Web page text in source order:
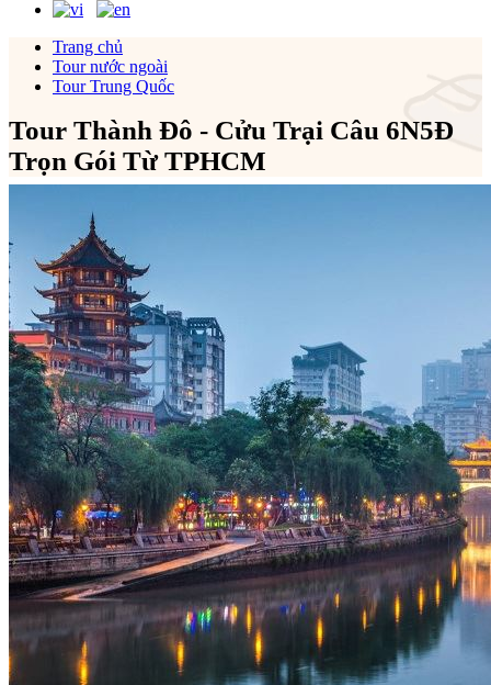
Trang chủ
Tour nước ngoài
Tour Trung Quốc
Tour Thành Đô - Cửu Trại Câu 6N5Đ
Trọn Gói Từ TPHCM